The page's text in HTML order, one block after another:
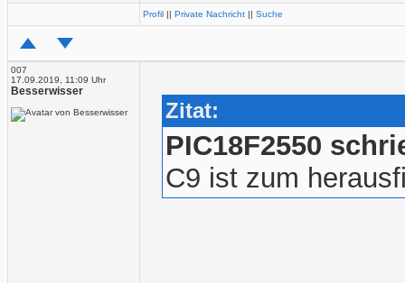
Profil || Private Nachricht || Suche
007
17.09.2019, 11:09 Uhr
Besserwisser
Zitat:
PIC18F2550
C9 ist zum